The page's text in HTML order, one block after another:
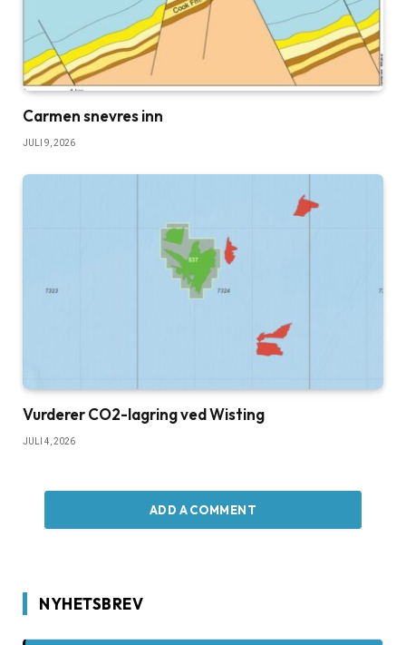
Carmen snevres inn
JULI 9, 2026
Vurderer CO2-lagring ved Wisting
JULI 4, 2026
ADD A COMMENT
NYHETSBREV